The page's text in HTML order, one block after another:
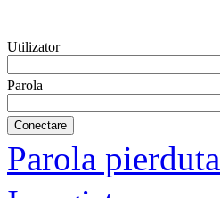
Utilizator
Parola
Parola pierduta